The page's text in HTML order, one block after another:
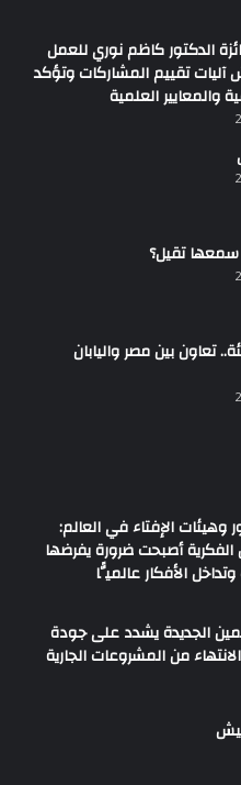
الدكتور كاظم نوري للعمل
تقييم المشاركات وتؤكد
والمعايير العلمية
سمعها تقيل؟
تعاون بين مصر واليابان
وهيئات الإفتاء في العالم:
الفكرية أصبحت ضرورة يفرضها
الأفكار عالميًّا
الجديدة يشدد على جودة
من المشروعات الجارية